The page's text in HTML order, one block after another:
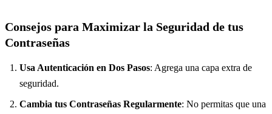
Consejos para Maximizar la Seguridad de tus
Contraseñas
Usa Autenticación en Dos Pasos: Agrega una capa extra de
seguridad.
Cambia tus Contraseñas Regularmente: No permitas que una